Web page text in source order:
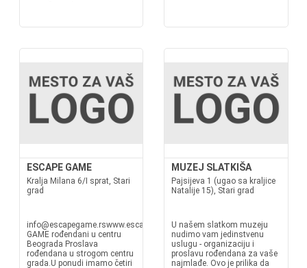
ESCAPE GAME
Kralja Milana 6/I sprat, Stari
grad
info@escapegame.rswww.escapegame.rsESCAPE
GAME rođendani u centru
Beograda Proslava
rođendana u strogom centru
grada.U ponudi imamo četiri
MUZEJ SLATKIŠA
Pajsijeva 1 (ugao sa kraljice
Natalije 15), Stari grad
U našem slatkom muzeju
nudimo vam jedinstvenu
uslugu - organizaciju i
proslavu rođendana za vaše
najmlađe. Ovo je prilika da